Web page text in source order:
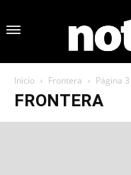
Inicio Frontera Página 3
FRONTERA